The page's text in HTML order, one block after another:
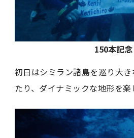
150本記念
初日はシミラン諸島を巡り大
たり、ダイナミックな地形を楽